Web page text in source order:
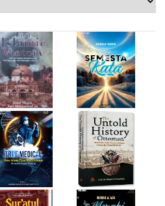
Kemenangan
Firda Umayah
True Medical,
Bukan Sekadar
Buku Medis
Haifa Eimaan
The Untold
History of
Ottoman
Firda Umayah
Sur'atul Badihah,
Panduan Berpikir
Cepat dan
Produktif
Sartinah
Rempaka
Literasiku